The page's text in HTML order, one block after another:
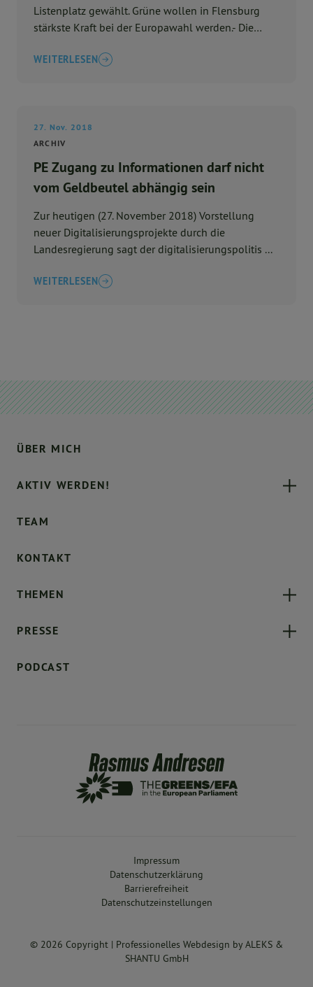
Listenplatz gewählt. Grüne wollen in Flensburg
stärkste Kraft bei der Europawahl werden.- Die
WEITERLESEN
27. Nov. 2018
ARCHIV
PE Zugang zu Informationen darf nicht
vom Geldbeutel abhängig sein
Zur heutigen (27. November 2018) Vorstellung
neuer Digitalisierungsprojekte durch die
Landesregierung sagt der digitalisierungspolitis ...
WEITERLESEN
ÜBER MICH
AKTIV WERDEN!
TEAM
KONTAKT
THEMEN
PRESSE
PODCAST
© 2026 Copyright | Professionelles Webdesign byALEKS &
SHANTU GmbH
Impressum
Datenschutzerklärung
Barrierefreiheit
Datenschutzeinstellungen